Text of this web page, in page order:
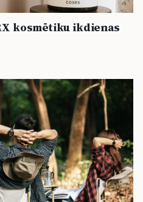
kosmētiku ikdienas